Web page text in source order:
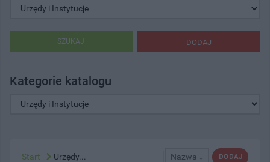
DODAJ
SZUKAJ
Kategorie katalogu
DODAJ
Nazwa ↓
Start Urzędy...